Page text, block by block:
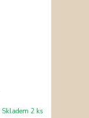
Skladem 2 ks